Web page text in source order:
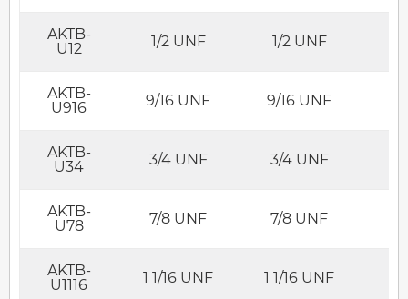
AKTB-
U12
1/2 UNF 1/2 UNF
AKTB-
U916
9/16 UNF 9/16 UNF
AKTB-
U34
3/4 UNF 3/4 UNF
AKTB-
U78
7/8 UNF 7/8 UNF
AKTB-
U1116
1 1/16 UNF 1 1/16 UNF